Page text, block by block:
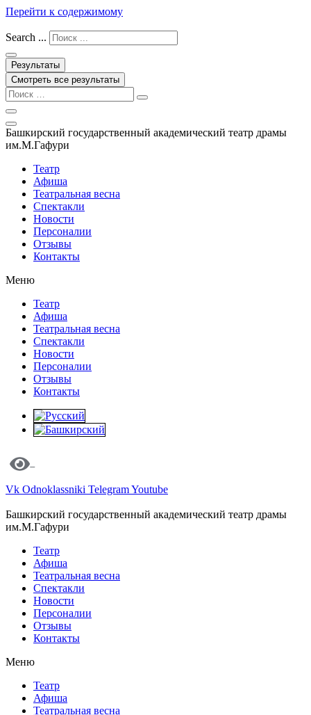
Перейти к содержимому
Search ...
Результаты
Смотреть все результаты
Башкирский государственный академический театр драмы
им.М.Гафури
Театр
Афиша
Театральная весна
Спектакли
Новости
Персоналии
Отзывы
Контакты
Меню
Театр
Афиша
Театральная весна
Спектакли
Новости
Персоналии
Отзывы
Контакты
Vk Odnoklassniki TelegramYoutube
Башкирский государственный академический театр драмы
им.М.Гафури
Театр
Афиша
Театральная весна
Спектакли
Новости
Персоналии
Отзывы
Контакты
Меню
Театр
Афиша
Театральная весна